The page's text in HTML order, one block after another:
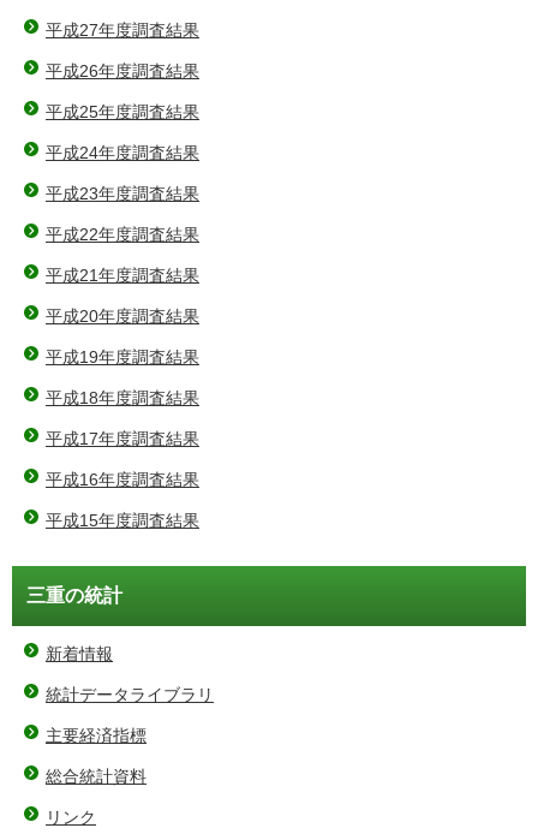
平成27年度調査結果
平成26年度調査結果
平成25年度調査結果
平成24年度調査結果
平成23年度調査結果
平成22年度調査結果
平成21年度調査結果
平成20年度調査結果
平成19年度調査結果
平成18年度調査結果
平成17年度調査結果
平成16年度調査結果
平成15年度調査結果
三重の統計
新着情報
統計データライブラリ
主要経済指標
総合統計資料
リンク